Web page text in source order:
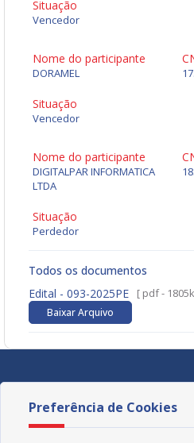
Situação
Vencedor
Nome do participante
DORAMEL
Situação
Vencedor
Nome do participante
DIGITALPAR INFORMATICA
LTDA
Situação
Perdedor
Todos os documentos
Edital - 093-2025PE
[ pdf -
Baixar Arquivo
Preferência de Cookies